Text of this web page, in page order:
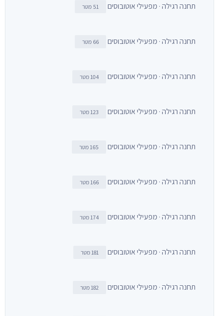
תחנה רגילה · מפעילי אוטובוסים 51 מטר
תחנה רגילה · מפעילי אוטובוסים 66 מטר
תחנה רגילה · מפעילי אוטובוסים 104 מטר
תחנה רגילה · מפעילי אוטובוסים 123 מטר
תחנה רגילה · מפעילי אוטובוסים 165 מטר
תחנה רגילה · מפעילי אוטובוסים 166 מטר
תחנה רגילה · מפעילי אוטובוסים 174 מטר
תחנה רגילה · מפעילי אוטובוסים 181 מטר
תחנה רגילה · מפעילי אוטובוסים 182 מטר